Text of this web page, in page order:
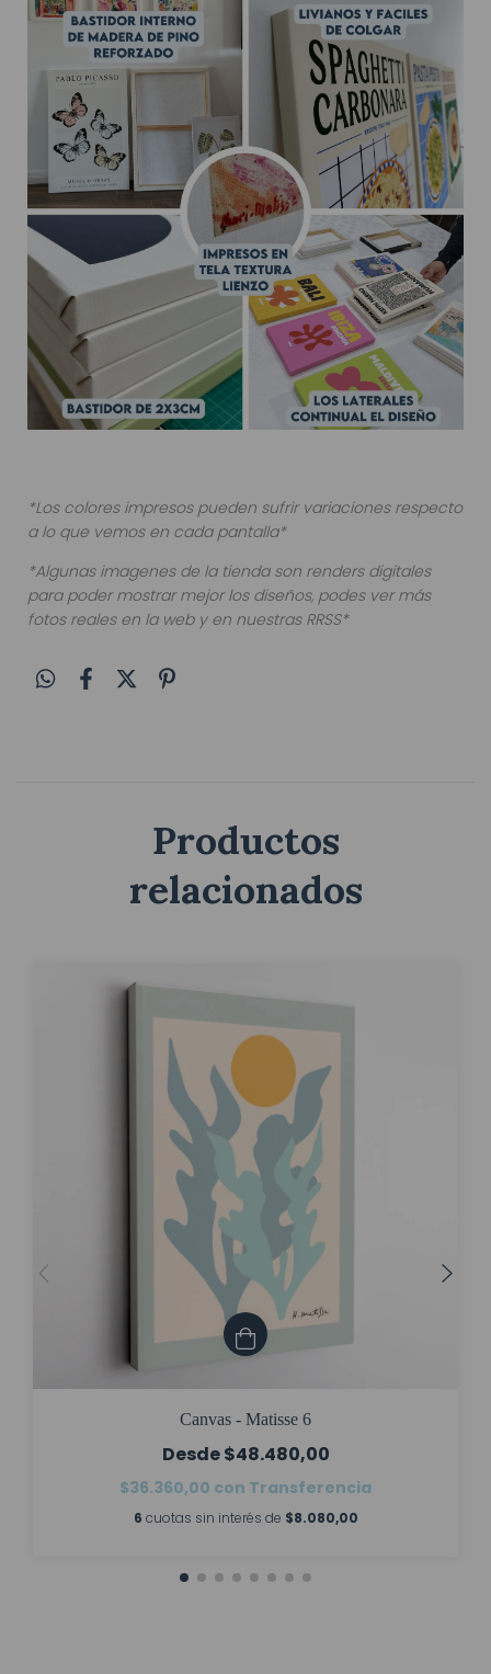
*Los colores impresos pueden sufrir variaciones respecto
a lo que vemos en cada pantalla*
*Algunas imagenes de la tienda son renders digitales
para poder mostrar mejor los diseños, podes ver más
fotos reales en la web y en nuestras RRSS*
Productos
relacionados
Canvas - Matisse 6
$48.480,00
$36.360,00 con Transferencia
6 cuotas sin interés de $8.080,00